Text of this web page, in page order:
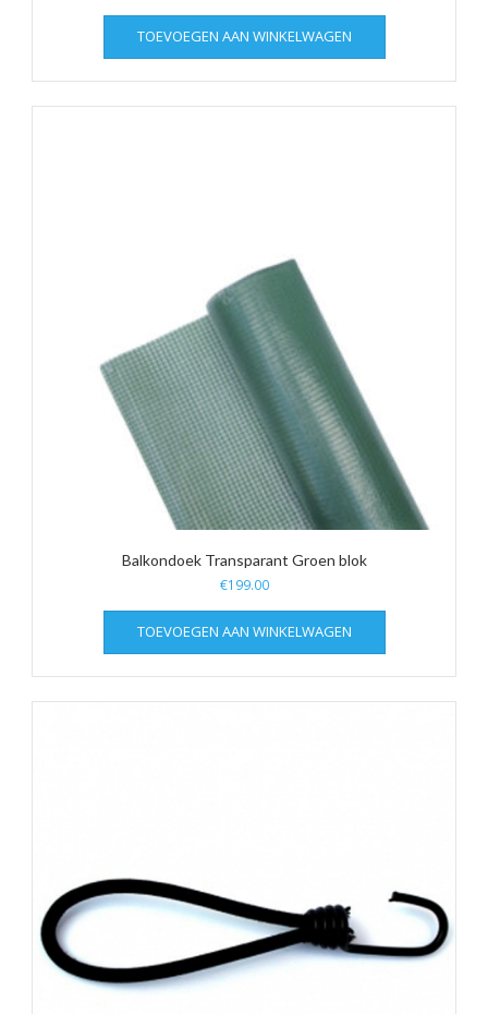
TOEVOEGEN AAN WINKELWAGEN
Balkondoek Transparant Groen blok
€199.00
TOEVOEGEN AAN WINKELWAGEN